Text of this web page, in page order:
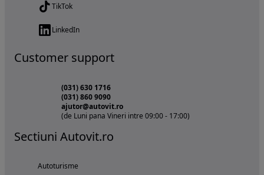
TikTok
LinkedIn
Customer support
(031) 630 1716
(031) 860 9090
ajutor@autovit.ro
(de Luni pana Vineri intre 09:00 - 17:00)
Sectiuni Autovit.ro
Autoturisme